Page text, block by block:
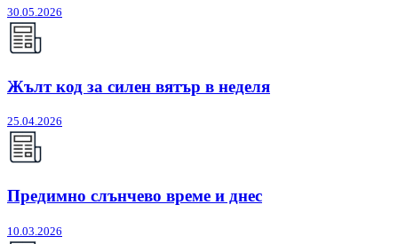
30.05.2026
Жълт код за силен вятър в неделя
25.04.2026
Предимно слънчево време и днес
10.03.2026